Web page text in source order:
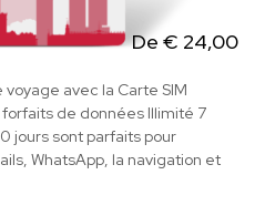
De € 24,00
avec la Carte SIM
de données Illimité 7
jours sont parfaits pour
WhatsApp, la navigation et